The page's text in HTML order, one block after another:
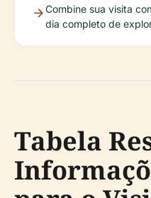
Combine sua visita
dia completo de
Tabela